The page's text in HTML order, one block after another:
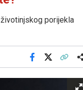
porijekla
Facebook